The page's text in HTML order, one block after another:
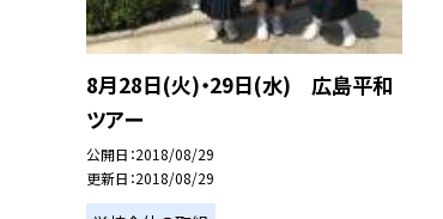
8月28日(火)・29日(水) 広島平和
ツアー
公開日 2018/08/29
更新日 2018/08/29